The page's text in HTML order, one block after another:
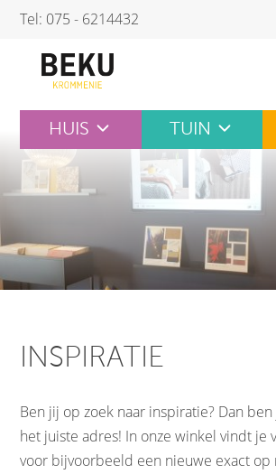
Skip
content
Tel: 075 - 6214432
HUIS TUIN
INSPIRATIE
Ben jij op zoek naar inspiratie? Dan
het juiste adres! In onze winkel vindt je
voor bijvoorbeeld een nieuwe exact op